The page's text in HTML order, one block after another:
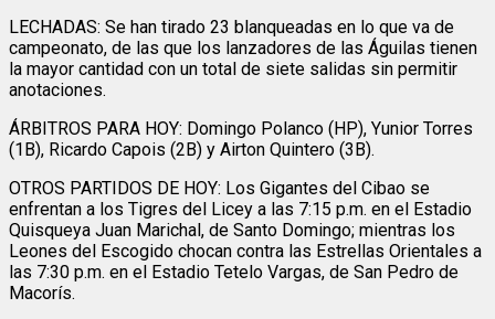
LECHADAS: Se han tirado 23 blanqueadas en lo que va de
campeonato, de las que los lanzadores de las Águilas tienen
la mayor cantidad con un total de siete salidas sin permitir
anotaciones.
ÁRBITROS PARA HOY: Domingo Polanco (HP), Yunior Torres
(1B), Ricardo Capois (2B) y Airton Quintero (3B).
OTROS PARTIDOS DE HOY: Los Gigantes del Cibao se
enfrentan a los Tigres del Licey a las 7:15 p.m. en el Estadio
Quisqueya Juan Marichal, de Santo Domingo; mientras los
Leones del Escogido chocan contra las Estrellas Orientales a
las 7:30 p.m. en el Estadio Tetelo Vargas, de San Pedro de
Macorís.